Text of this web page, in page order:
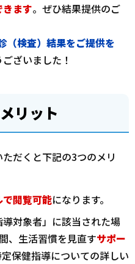
ます。ぜひ結果提供のご
（検査）結果をご提供を
ざいました！
リット
だくと下記の3つのメリ
閲覧可能になります。
対象者」に該当された場
、生活習慣を見直すサポー
保健指導についての詳しい